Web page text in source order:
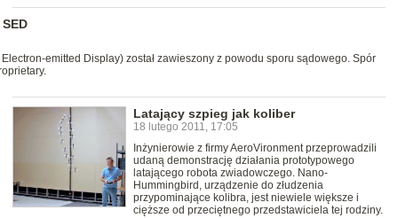
emitted Display) został zawieszony z powodu sporu sądowego. Spór
Latający szpieg jak koliber
18 lutego 2011, 17:05
Inżynierowie z firmy AeroVironment przeprowadzili
udaną demonstrację działania prototypowego
latającego robota zwiadowczego. Nano-
Hummingbird, urządzenie do złudzenia
przypominające kolibra, jest niewiele większe i
cięższe od przeciętnego przedstawiciela tej rodziny.